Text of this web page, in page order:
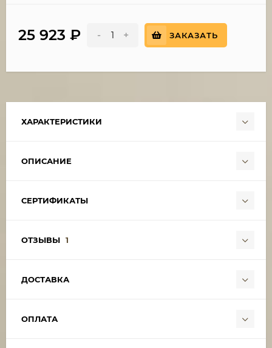
25 923 ₽ - + ЗАКАЗАТЬ
ХАРАКТЕРИСТИКИ
ОПИСАНИЕ
СЕРТИФИКАТЫ
ОТЗЫВЫ 1
ДОСТАВКА
ОПЛАТА